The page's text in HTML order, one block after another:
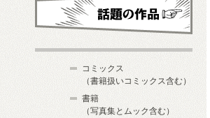
コミックス
（書籍扱いコミックス含む）
書籍
（写真集とムック含む）